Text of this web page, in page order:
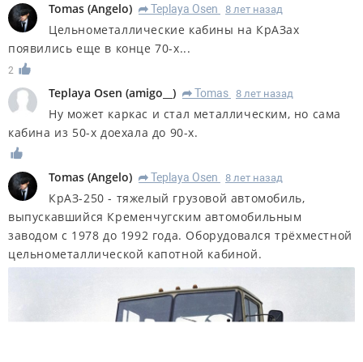
Tomas (Angelo) R Teplaya Osen 8 лет назад
Цельнометаллические кабины на КрАЗах
появились еще в конце 70-х...
2
Teplaya Osen (amigo__ ) R Tomas 8 лет назад
Ну может каркас и стал металлическим, но сама
кабина из 50-х доехала до 90-х.
Tomas (Angelo) R Teplaya Osen 8 лет назад
КрАЗ-250 - тяжелый грузовой автомобиль,
выпускавшийся Кременчугским автомобильным
заводом с 1978 до 1992 года. Оборудовался трёхместной
цельнометаллической капотной кабиной.